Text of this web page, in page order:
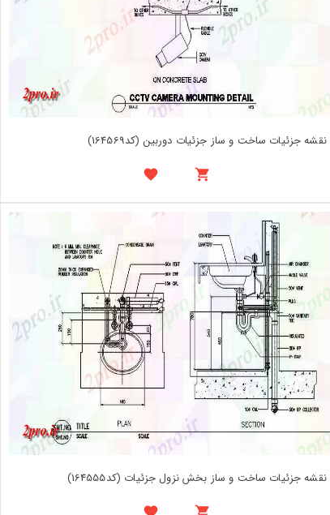
نقشه جزئیات ساخت و ساز جزئیات دوربین (کد164569)
نقشه جزئیات ساخت و ساز بخش نزول جزئیات (کد164555)